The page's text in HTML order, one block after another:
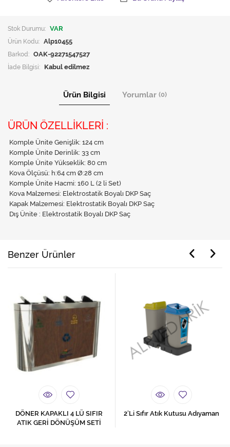
Stok Durumu: VAR
Ürün Kodu: Alp10455
Barkod: OAK-92271547527
İade Bilgisi:
Ürün Bilgisi Yorumlar (0)
ÜRÜN ÖZELLİKLERİ :
Komple Ünite Genişlik: 124 cm
Komple Ünite Derinlik: 33 cm
Komple Ünite Yükseklik: 80 cm
Kova Ölçüsü: h:64 cm Ø:28 cm
Komple Ünite Hacmi: 160 L (2 li Set)
Kova Malzemesi: Elektrostatik Boyalı DKP Saç
Kapak Malzemesi: Elektrostatik Boyalı DKP Saç
Dış Ünite : Elektrostatik Boyalı DKP Saç
Benzer Ürünler
DÖNER KAPAKLI 4 LÜ SIFIR
ATIK GERİ DÖNÜŞÜM SETİ
2’Li Sıfır Atık Kutusu Adıyaman